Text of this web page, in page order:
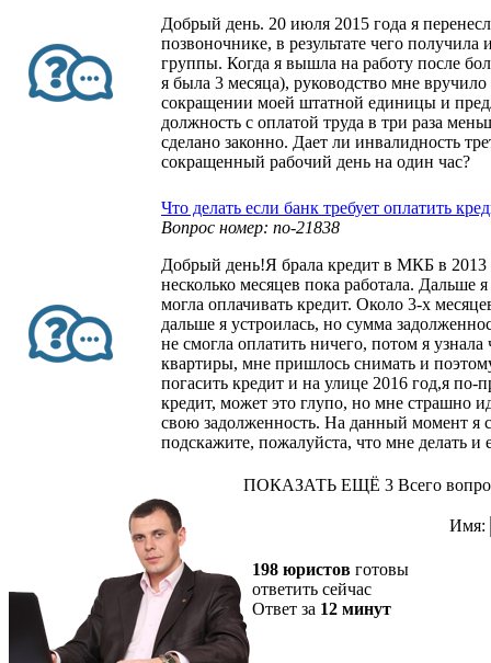
Добрый день. 20 июля 2015 года я
позвоночнике, в результате чего получила
группы. Когда я вышла на работу после
я была 3 месяца), руководство мне
сокращении моей штатной единицы и
должность с оплатой труда в три раза
сделано законно. Дает ли инвалидность
сокращенный рабочий день на один час?
Что делать если банк требует оплатить
Вопрос номер: no-21838
Добрый день!Я брала кредит в МКБ в 2013
несколько месяцев пока работала. Дальше
могла оплачивать кредит. Около 3-х
дальше я устроилась, но сумма
не смогла оплатить ничего, потом я
квартиры, мне пришлось снимать и
погасить кредит и на улице 2016 год,я по-
кредит, может это глупо, но мне страшно
свою задолженность. На данный момент я
подскажите, пожалуйста, что мне делать и
ПОКАЗАТЬ ЕЩЁ 3 Всего
198 юристов готовы
ответить сейчас
Ответ за 12 минут
Имя: